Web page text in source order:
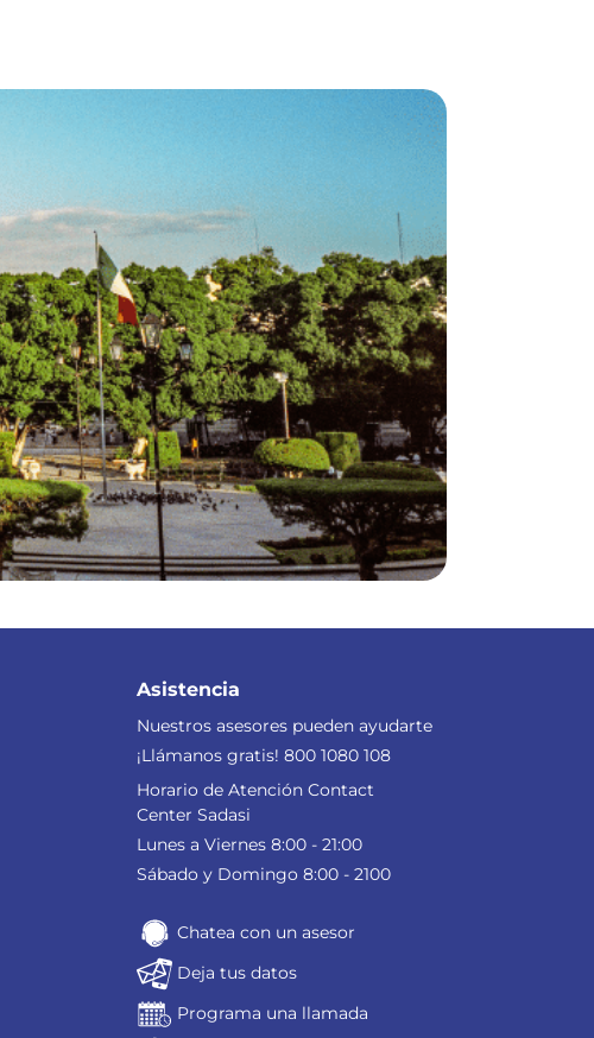
Casamodelo
Mayapan
113.19 m2 3 2
2
Precio:$ 2,265,000
Ir al modelo
Asistencia
Nuestros asesores pueden ayudarte
¡Llámanos gratis! 800 1080 108
Horario de Atención Contact
Center Sadasi
Lunes a Viernes 8:00 - 21:00
Sábado y Domingo 8:00 - 2100
Chatea con un asesor
Deja tus datos
Programa una llamada